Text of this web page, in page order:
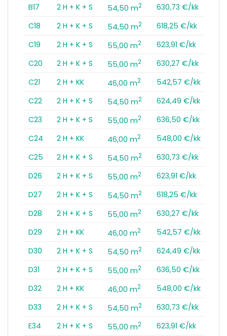
B17
2 H + K + S 54,50 m2
630,73 €/kk
C18
2 H + K + S 54,50 m2
618,25 €/kk
C19
2 H + K + S 55,00 m2
623,91 €/kk
C20
2 H + K + S 55,00 m2
630,27 €/kk
C21
2 H + KK 46,00 m2
542,57 €/kk
C22
2 H + K + S 54,50 m2
624,49 €/kk
C23
2 H + K + S 55,00 m2
636,50 €/kk
C24
2 H + KK 46,00 m2
548,00 €/kk
C25
2 H + K + S 54,50 m2
630,73 €/kk
D26
2 H + K + S 55,00 m2
623,91 €/kk
D27
2 H + K + S 54,50 m2
618,25 €/kk
D28
2 H + K + S 55,00 m2
630,27 €/kk
D29
2 H + KK 46,00 m2
542,57 €/kk
D30
2 H + K + S 54,50 m2
624,49 €/kk
D31
2 H + K + S 55,00 m2
636,50 €/kk
D32
2 H + KK 46,00 m2
548,00 €/kk
D33
2 H + K + S 54,50 m2
630,73 €/kk
E34
2 H + K + S 55,00 m2
623,91 €/kk